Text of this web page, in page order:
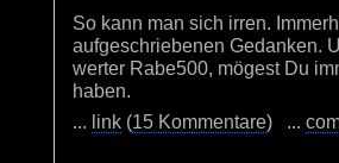
So kann man sich irren.
aufgeschriebenen Gedanken.
werter Rabe500, mögest Du
haben.
... link (15 Kommentare) ...